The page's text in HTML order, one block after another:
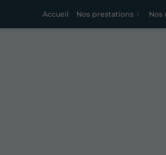
Accueil Nos prestations Nos